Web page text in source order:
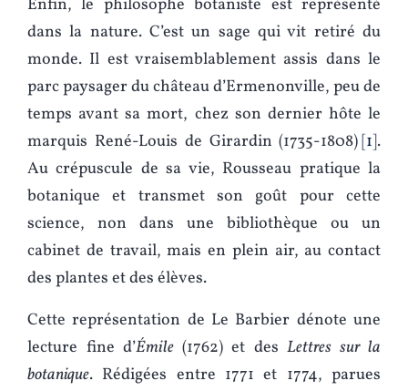
Enfin, le philosophe botaniste est représenté
dans la nature. C’est un sage qui vit retiré du
monde. Il est vraisemblablement assis dans le
parc paysager du château d’Ermenonville, peu de
temps avant sa mort, chez son dernier hôte le
marquis René-Louis de Girardin (1735-1808) 1 .
Au crépuscule de sa vie, Rousseau pratique la
botanique et transmet son goût pour cette
science, non dans une bibliothèque ou un
cabinet de travail, mais en plein air, au contact
des plantes et des élèves.
Cette représentation de Le Barbier dénote une
lecture fine d’Émile (1762) et des Lettres sur la
botanique. Rédigées entre 1771 et 1774, parues